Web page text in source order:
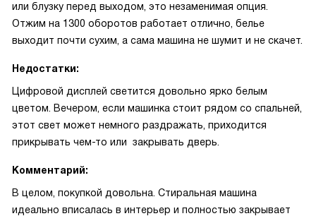
или блузку перед выходом, это незаменимая опция.
Отжим на 1300 оборотов работает отлично, белье
выходит почти сухим, а сама машина не шумит и не скачет.
Недостатки:
Цифровой дисплей светится довольно ярко белым
цветом. Вечером, если машинка стоит рядом со спальней,
этот свет может немного раздражать, приходится
прикрывать чем-то или закрывать дверь.
Комментарий:
В целом, покупкой довольна. Стиральная машина
идеально вписалась в интерьер и полностью закрывает